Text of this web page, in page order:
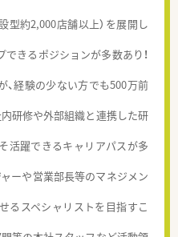
型約2,000店舗以上）を展開し
きるポジションが多数あり！
経験の少ない方でも500万前
研修や外部組織と連携した研
活躍できるキャリアパスが多
ーや営業部長等のマネジメン
るスペシャリストを目指すこ